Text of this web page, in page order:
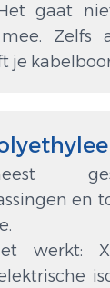
gaat
Zelfs
je
en
werkt: